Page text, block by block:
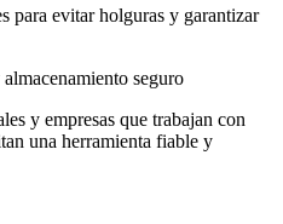
para evitar holguras y garantizar
seguro
y empresas que trabajan con
una herramienta fiable y